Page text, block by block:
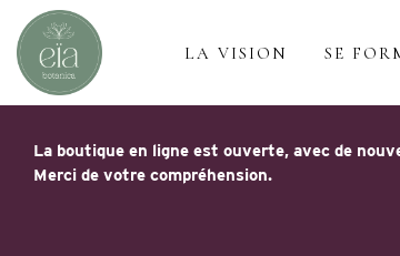
LA VISION SE
La boutique en ligne est ouverte, avec de
Merci de votre compréhension.